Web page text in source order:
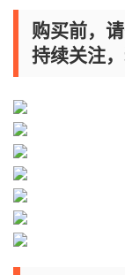
购买前，
持续关注